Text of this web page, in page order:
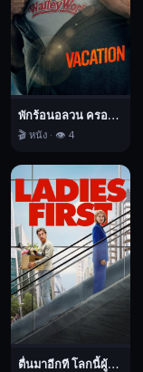
ต้อง
เผชิญ
กับ
พลัง
เหนือ
ธรรมชาติ
พิธีกรรม
ลึกลับ
และ
ความ
ลับ
ดำ
มืด
ซ่อน
อยู่
พักร้อนอลวน ครอบครัวอลเวง
🎬 หนัง · 👁️ 4
ตื่นมาอีกที โลกนี้ผู้หญิงใหญ่